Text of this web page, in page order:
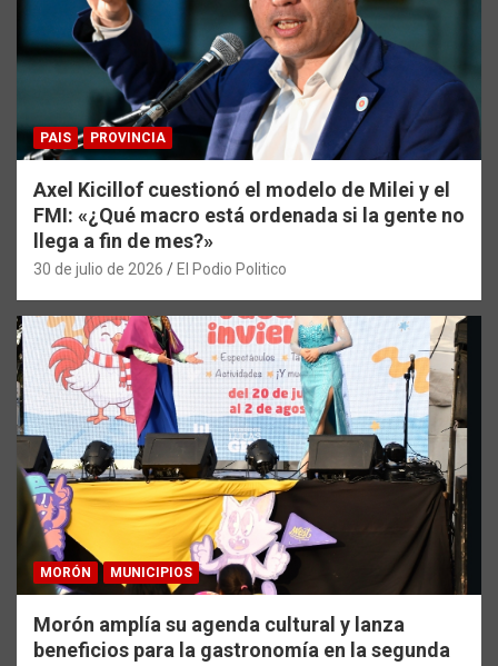
PAIS PROVINCIA
Axel Kicillof cuestionó el modelo de Milei y el
FMI: «¿Qué macro está ordenada si la gente no
llega a fin de mes?»
30 de julio de 2026 El Podio Politico
MORÓN MUNICIPIOS
Morón amplía su agenda cultural y lanza
beneficios para la gastronomía en la segunda